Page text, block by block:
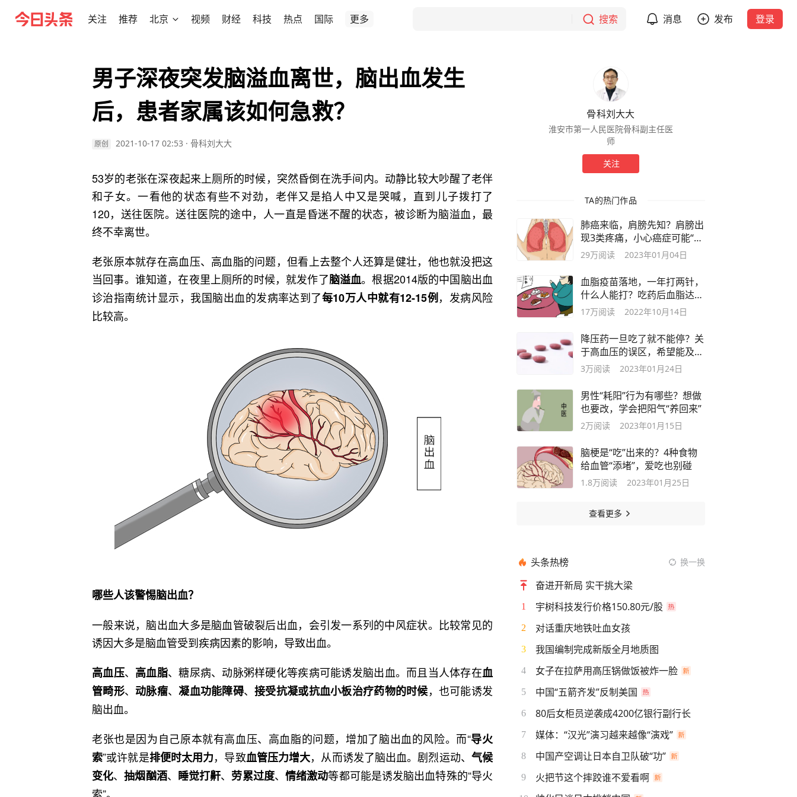
关注 推荐 北京 视频 财经 科技 热点 国际 更多 搜索 消息 发布 登录
男子深夜突发脑溢血离世，脑出血发生
后，患者家属该如何急救？
原创 2021-10-17 02:53 · 骨科刘大大
53岁的老张在深夜起来上厕所的时候，突然昏倒在洗手间内。动静比较大吵醒了老伴
和子女。一看他的状态有些不对劲，老伴又是掐人中又是哭喊，直到儿子拨打了
120，送往医院。送往医院的途中，人一直是昏迷不醒的状态，被诊断为脑溢血，最
终不幸离世。
老张原本就存在高血压、高血脂的问题，但看上去整个人还算是健壮，他也就没把这
当回事。谁知道，在夜里上厕所的时候，就发作了脑溢血。根据2014版的中国脑出血
诊治指南统计显示，我国脑出血的发病率达到了每10万人中就有12-15例，发病风险
比较高。
哪些人该警惕脑出血？
一般来说，脑出血大多是脑血管破裂后出血，会引发一系列的中风症状。比较常见的
诱因大多是脑血管受到疾病因素的影响，导致出血。
高血压、 高血脂、糖尿病、动脉粥样硬化等疾病可能诱发脑出血。而且当人体存在血
管畸形、 动脉瘤、凝血功能障碍、接受抗凝或抗血小板治疗药物的时候，也可能诱发
脑出血。
老张也是因为自己原本就有高血压、高血脂的问题，增加了脑出血的风险。而“导火
索”或许就是排便时太用力，导致血管压力增大，从而诱发了脑出血。剧烈运动、 气候
变化、抽烟酗酒、 睡觉打鼾、 劳累过度、 情绪激动等都可能是诱发脑出血特殊的“导火
索”。
骨科刘大大
淮安市第一人民医院骨科副主任医
师
关注
TA的热门作品
肺癌来临，肩膀先知？肩膀出
现3类疼痛，小心癌症可能“敲
门”
29万阅读 2023年01月04日
血脂疫苗落地，一年打两针，
什么人能打？吃药后血脂达
标，能打吗
17万阅读 2022年10月14日
降压药一旦吃了就不能停？关
于高血压的误区，希望能及时
避开
3万阅读 2023年01月24日
男性“耗阳”行为有哪些？想做
也要改，学会把阳气“养回来”
2万阅读 2023年01月15日
脑梗是“吃”出来的？4种食物
给血管“添堵”，爱吃也别碰
1.8万阅读 2023年01月25日
查看更多
头条热榜 换一换
奋进开新局 实干挑大梁
1 宇树科技发行价格150.80元/股
2 对话重庆地铁吐血女孩
3 我国编制完成新版全月地质图
4 女子在拉萨用高压锅做饭被炸一脸
5 中国“五箭齐发”反制美国
6 80后女柜员逆袭成4200亿银行副行长
7 媒体：“汉光”演习越来越像“演戏”
8 中国产空调让日本自卫队破“功”
9 火把节这个摔跤谁不爱看啊